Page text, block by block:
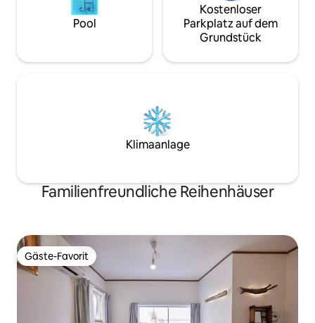
reservierte Anzahl von Personen sind,
ist es im Falle eines Ereignisses
untersagt, Bekannte zu betreten oder
ohne Rückerstattung ohne
nur für
Pool
Kostenloser
Parkplatz auf dem
Grundstück
Klimaanlage
Familienfreundliche Reihenhäuser
Gäste-Favorit
Gäste-Favorit